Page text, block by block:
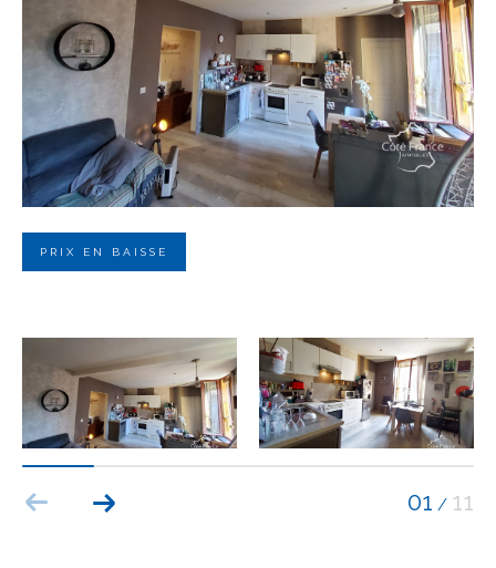
PRIX EN BAISSE
01 / 11
Budget
Budget
Surface
Surface
Pièces
Référence
AFFINER LES CRITÈRES
TERRASSE PARKING PISCINE